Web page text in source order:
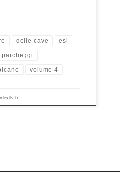
delle cave esl
parcheggi
volume 4